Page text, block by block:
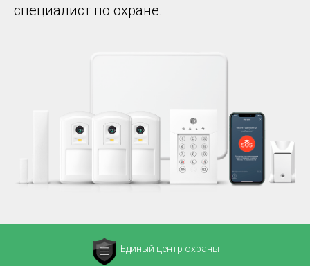
Проверить адрес
специалист по охране.
Единый центр охраны